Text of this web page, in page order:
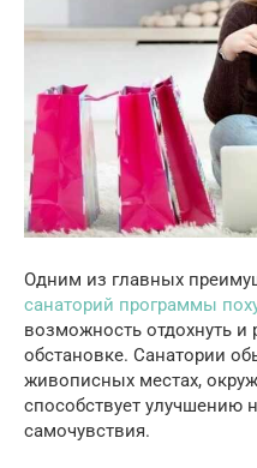
Одним из главных
санаторий программы
возможность отдохнуть и
обстановке. Санатории
живописных местах,
способствует улучшению
самочувствия.